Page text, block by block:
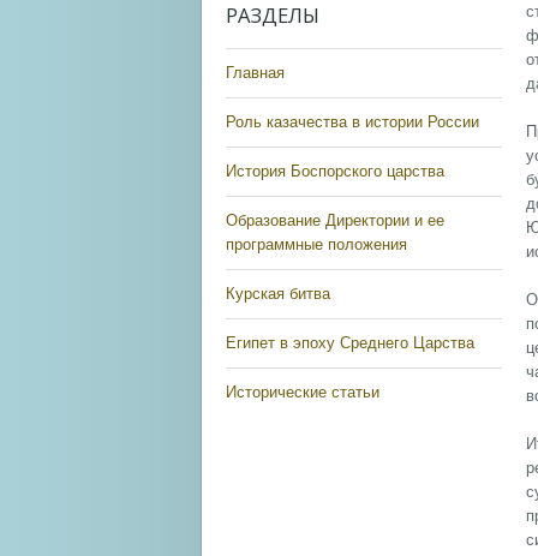
РАЗДЕЛЫ
Главная
Роль казачества в истории России
История Боспорского царства
Образование Директории и ее
программные положения
Курская битва
Египет в эпоху Среднего Царства
Исторические статьи